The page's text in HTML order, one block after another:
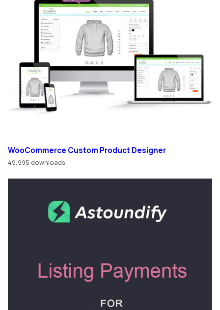
WooCommerce Custom Product Designer
49,995 downloads